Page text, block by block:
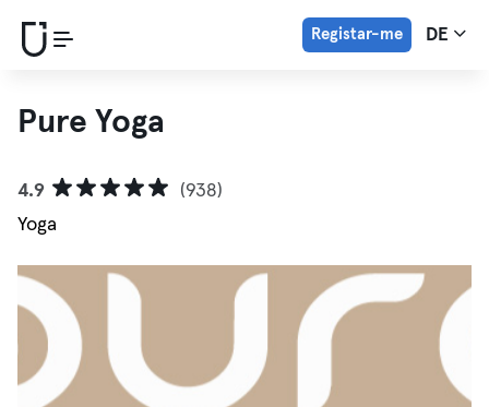
Registar-me DE
Pure Yoga
4.9
(938)
Yoga